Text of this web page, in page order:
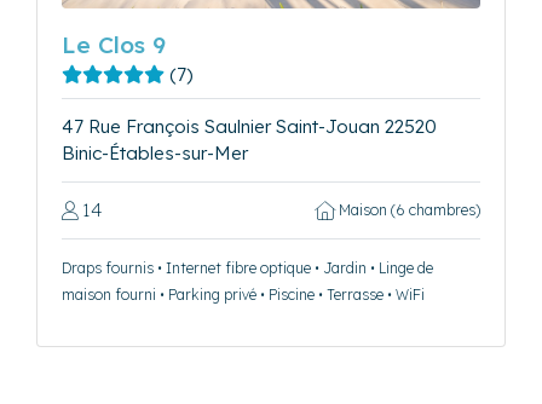
Le Clos 9
(7)
47 Rue François Saulnier Saint-Jouan 22520
Binic-Étables-sur-Mer
14 Maison (6 chambres)
Draps fournis • Internet fibre optique • Jardin • Linge de
maison fourni • Parking privé • Piscine • Terrasse • WiFi